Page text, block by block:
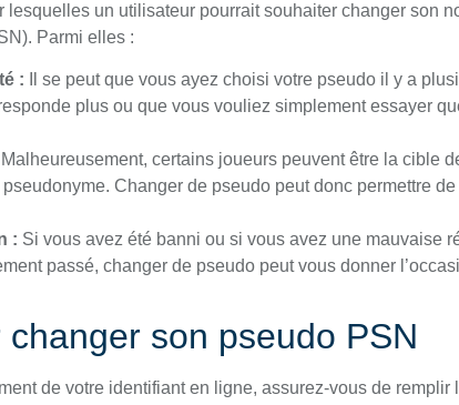
lesquelles un utilisateur pourrait souhaiter changer son
Parmi elles :
: Il se peut que vous ayez choisi votre pseudo il y a
plus ou que vous vouliez simplement essayer
Malheureusement, certains joueurs peuvent être la cible
Changer de pseudo peut donc permettre de
: Si vous avez été banni ou si vous avez une mauvaise
passé, changer de pseudo peut vous donner
son pseudo PSN
de votre identifiant en ligne, assurez-vous de remplir